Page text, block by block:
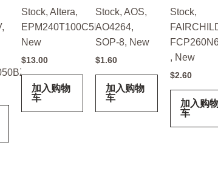
Stock, Altera,
EPM240T100C5N,
New
$13.00
加入购物
车
Stock, AOS,
AO4264,
SOP-8, New
$1.60
加入购物
车
Stock,
, New
$2.60
加入购
车